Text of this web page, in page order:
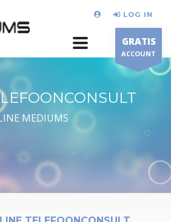
LOG IN
GRATIS
ACCOUNT
MEDIUMS